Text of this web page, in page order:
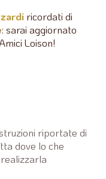
ricordati di
: sarai aggiornato
Loison!
riportate di
dove lo che